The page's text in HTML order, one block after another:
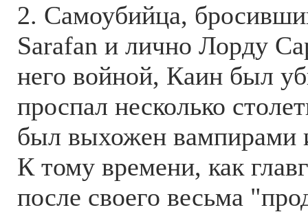
2. Самоубийца,
Sarafan и лично Лорду
него войной, Каин был
проспал несколько
был выхожен вампирами
К тому времени, как
после своего весьма